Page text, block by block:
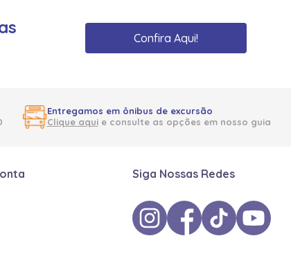
Confira Aqui!
Entregamos em ônibus de excursão
Clique aquie consulte as opções em nosso guia
Siga Nossas Redes